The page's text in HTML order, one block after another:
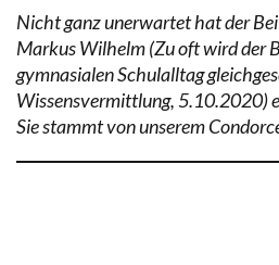
Nicht ganz unerwartet hat der
Markus Wilhelm (Zu oft wird der
gymnasialen Schulalltag
Wissensvermittlung, 5.10.2020)
Sie stammt von unserem